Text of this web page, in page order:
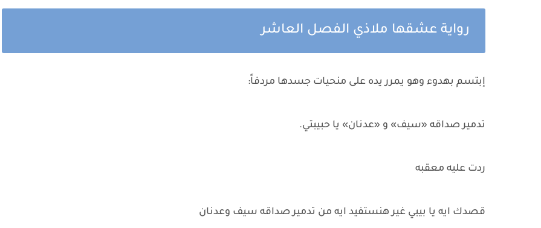
رواية عشقها ملاذي الفصل العاشر
إبتسم بهدوء وهو يمرر يده على منحيات جسدها مردفاً:
تدمير صداقه «سيف» و «عدنان» يا حبيبتي.
ردت عليه معقبه
قصدك ايه يا بيبي غير هنستفيد ايه من تدمير صداقه سيف وعدنان